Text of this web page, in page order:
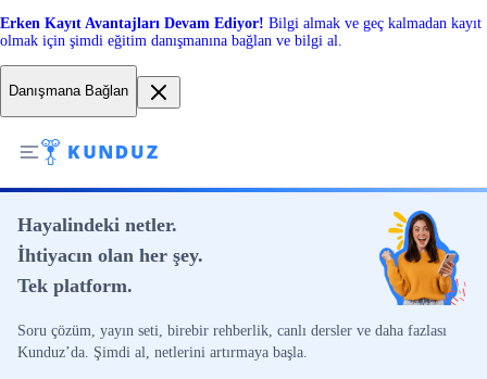
Erken Kayıt Avantajları Devam Ediyor! Bilgi almak ve geç kalmadan kayıt
olmak için şimdi eğitim danışmanına bağlan ve bilgi al.
Danışmana Bağlan
Hayalindeki netler.
İhtiyacın olan her şey.
Tek platform.
Soru çözüm, yayın seti, birebir rehberlik, canlı dersler ve daha fazlası
Kunduz’da. Şimdi al, netlerini artırmaya başla.